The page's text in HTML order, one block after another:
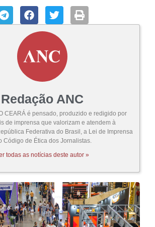
Redação ANC
CEARÁ é pensado, produzido e redigido por
de imprensa que valorizam e atendem à
Federativa do Brasil, a Lei de Imprensa
Código de Ética dos Jornalistas.
todas as notícias deste autor »